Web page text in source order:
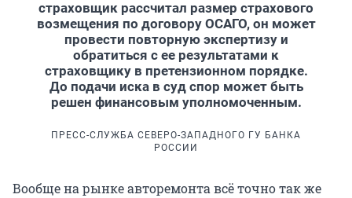
страховщик рассчитал размер страхового
возмещения по договору ОСАГО, он может
провести повторную экспертизу и
обратиться с ее результатами к
страховщику в претензионном порядке.
До подачи иска в суд спор может быть
решен финансовым уполномоченным.
ПРЕСС-СЛУЖБА СЕВЕРО-ЗАПАДНОГО ГУ БАНКА
РОССИИ
Вообще на рынке авторемонта всё точно так же